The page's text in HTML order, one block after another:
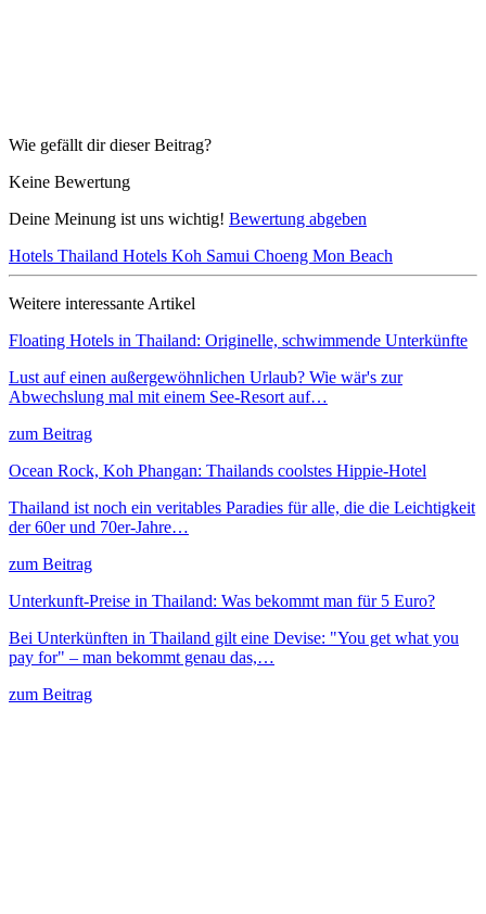
Wie gefällt dir dieser Beitrag?
Keine Bewertung
Deine Meinung ist uns wichtig! Bewertung abgeben
Hotels Thailand Hotels Koh Samui Choeng Mon Beach
Weitere interessante Artikel
Floating Hotels in Thailand: Originelle, schwimmende Unterkünfte
Lust auf einen außergewöhnlichen Urlaub? Wie wär's zur
Abwechslung mal mit einem See-Resort auf…
zum Beitrag
Ocean Rock, Koh Phangan: Thailands coolstes Hippie-Hotel
Thailand ist noch ein veritables Paradies für alle, die die Leichtigkeit
der 60er und 70er-Jahre…
zum Beitrag
Unterkunft-Preise in Thailand: Was bekommt man für 5 Euro?
Bei Unterkünften in Thailand gilt eine Devise: "You get what you
pay for" – man bekommt genau das,…
zum Beitrag